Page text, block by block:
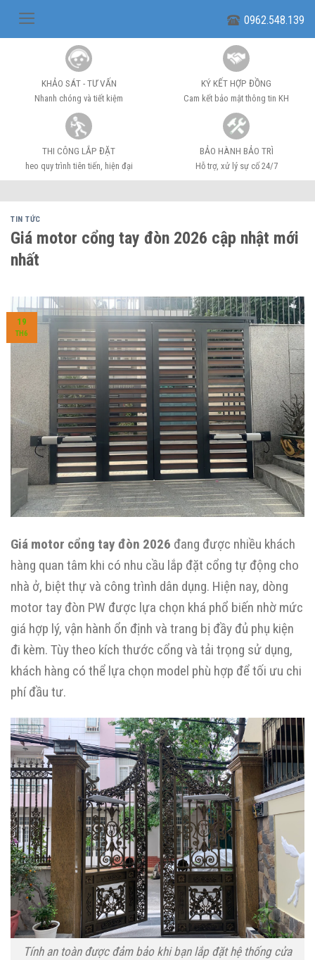
0962.548.139
KHẢO SÁT - TƯ VẤN
Nhanh chóng và tiết kiệm
KÝ KẾT HỢP ĐỒNG
Cam kết bảo mật thông tin KH
THI CÔNG LẮP ĐẶT
heo quy trình tiên tiến, hiện đại
BẢO HÀNH BẢO TRÌ
Hỗ trợ, xử lý sự cố 24/7
TIN TỨC
Giá motor cổng tay đòn 2026 cập nhật mới
nhất
19
TH6
Giá motor cổng tay đòn 2026 đang được nhiều khách
hàng quan tâm khi có nhu cầu lắp đặt cổng tự động cho
nhà ở, biệt thự và công trình dân dụng. Hiện nay, dòng
motor tay đòn PW được lựa chọn khá phổ biến nhờ mức
giá hợp lý, vận hành ổn định và trang bị đầy đủ phụ kiện
đi kèm. Tùy theo kích thước cổng và tải trọng sử dụng,
khách hàng có thể lựa chọn model phù hợp để tối ưu chi
phí đầu tư.
Tính an toàn được đảm bảo khi bạn lắp đặt hệ thống cửa